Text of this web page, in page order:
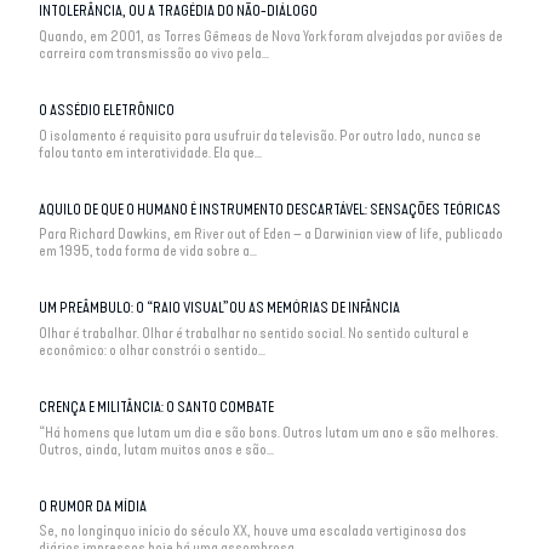
INTOLERÂNCIA, OU A TRAGÉDIA DO NÃO-DIÁLOGO
Quando, em 2001, as Torres Gêmeas de Nova York foram alvejadas por aviões de
carreira com transmissão ao vivo pela...
O ASSÉDIO ELETRÔNICO
O isolamento é requisito para usufruir da televisão. Por outro lado, nunca se
falou tanto em interatividade. Ela que...
AQUILO DE QUE O HUMANO É INSTRUMENTO DESCARTÁVEL: SENSAÇÕES TEÓRICAS
Para Richard Dawkins, em River out of Eden – a Darwinian view of life, publicado
em 1995, toda forma de vida sobre a...
UM PREÂMBULO: O “RAIO VISUAL”OU AS MEMÓRIAS DE INFÂNCIA
Olhar é trabalhar. Olhar é trabalhar no sentido social. No sentido cultural e
econômico: o olhar constrói o sentido...
CRENÇA E MILITÂNCIA: O SANTO COMBATE
“Há homens que lutam um dia e são bons. Outros lutam um ano e são melhores.
Outros, ainda, lutam muitos anos e são...
O RUMOR DA MÍDIA
Se, no longínquo início do século XX, houve uma escalada vertiginosa dos